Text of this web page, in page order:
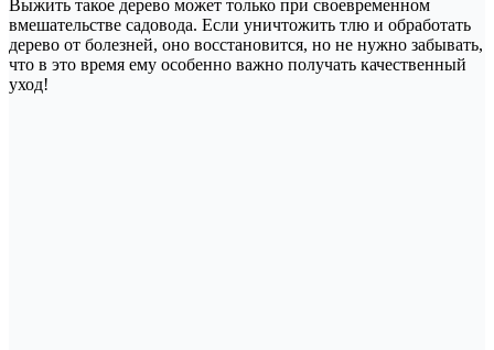
Выжить такое дерево может только при своевременном
вмешательстве садовода. Если уничтожить тлю и обработать
дерево от болезней, оно восстановится, но не нужно забывать,
что в это время ему особенно важно получать качественный
уход!